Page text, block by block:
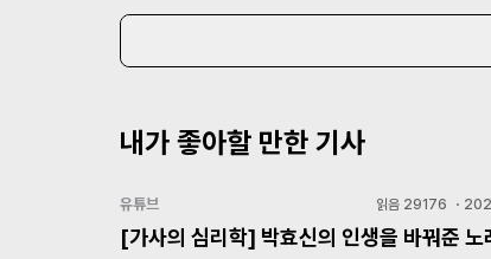
내가 좋아할 만한 기사
유튜브 읽음 29176 ・
[가사의 심리학] 박효신의 인생을 바꿔준 노